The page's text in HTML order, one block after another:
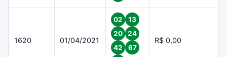
1620 01/04/2021
02
13
20
24
42
67
R$ 0,00